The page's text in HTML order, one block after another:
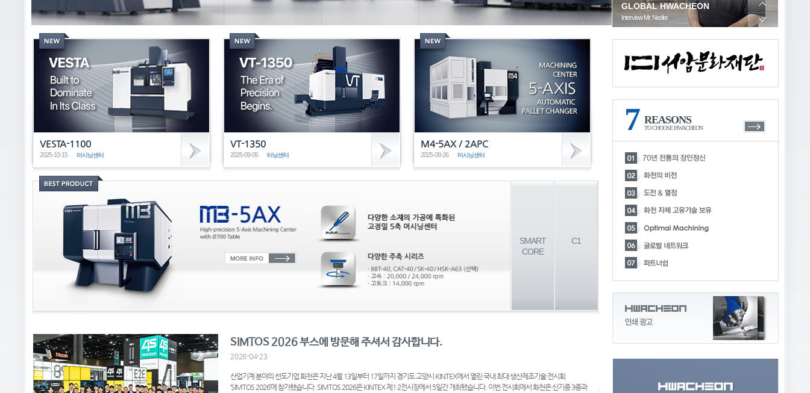
GLOBAL HWACHEON
Interview Mr. Nedler
VESTA-1100
2025-10-15 머시닝센터
VT-1350
2025-09-05 터닝센터
M4-5AX / 2APC
2025-08-26 머시닝센터
SMART
CORE
C1
SIMTOS 2026 부스에 방문해 주셔서 감사합니다.
2026-04-23
산업기계 분야의 선도기업 화천은 지난 4월 13일부터 17일까지 경기도 고양시 KINTEX에서 열린 국내 최대 생산제조기술 전시회
‘SIMTOS 2026’에 참가했습니다. SIMTOS 2026은 KINTEX 제1·2전시장에서 5일간 개최됐습니다. 이번 전시회에서 화천은 신기종 3종과
7 REASONS
TO CHOOSE HWACHEON